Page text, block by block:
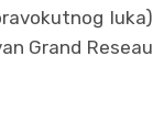
luka)
Grand Reseau